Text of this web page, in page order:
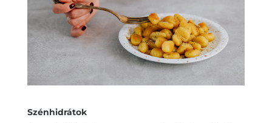
Szénhidrátok